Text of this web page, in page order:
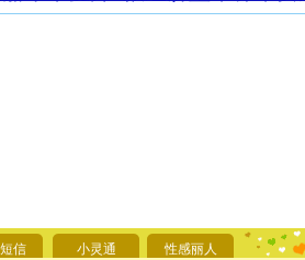
信 小灵通 性感丽人
要平安！
[圣诞节]